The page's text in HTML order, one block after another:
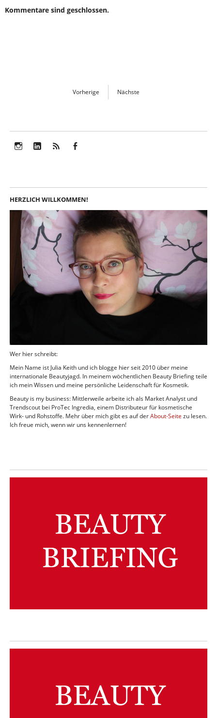
Kommentare sind geschlossen.
Vorherige Nächste
HERZLICH WILLKOMMEN!
Wer hier schreibt:
Mein Name ist Julia Keith und ich blogge hier seit 2010 über meine
internationale Beautyjagd. In meinem wöchentlichen Beauty Briefing teile
ich mein Wissen und meine persönliche Leidenschaft für Kosmetik.
Beauty is my business: Mittlerweile arbeite ich als Market Analyst und
Trendscout bei ProTec Ingredia, einem Distributeur für kosmetische
Wirk- und Rohstoffe. Mehr über mich gibt es auf derAbout-Seite zu lesen.
Ich freue mich, wenn wir uns kennenlernen!